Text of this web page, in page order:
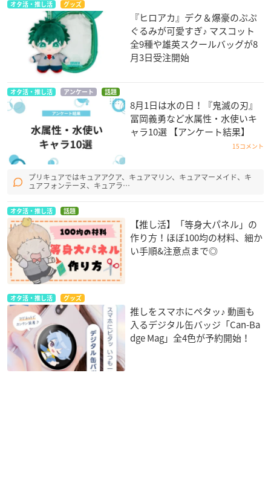
オタ活・推し活 グッズ
『ヒロアカ』デク＆爆豪のぷぷ
ぐるみが可愛すぎ♪ マスコット
全9種や雄英スクールバッグが8
月3日受注開始
オタ活・推し活 アンケート 話題
8月1日は水の日！『鬼滅の刃』
冨岡義勇など水属性・水使いキ
ャラ10選 【アンケート結果】
15コメント
プリキュアではキュアアクア、キュアマリン、キュアマーメイド、キ
ュアフォンテーヌ、キュアラ…
オタ活・推し活 話題
【推し活】「等身大パネル」の
作り方！ほぼ100均の材料、細か
い手順&注意点まで◎
オタ活・推し活 グッズ
推しをスマホにペタッ♪ 動画も
入るデジタル缶バッジ「Can-Ba
dge Mag」全4色が予約開始！